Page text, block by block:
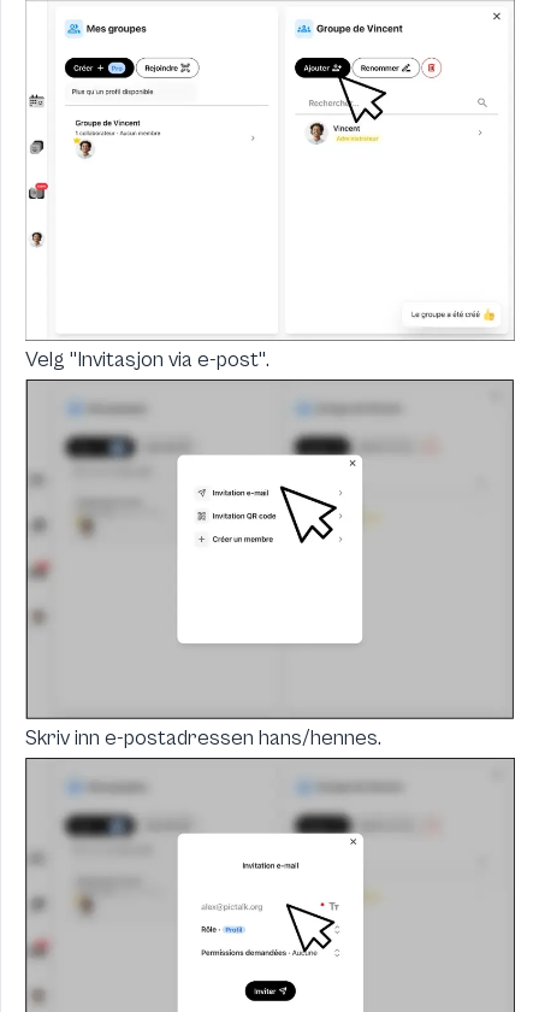
Velg "Invitasjon via e-post".
Skriv inn e-postadressen hans/hennes.